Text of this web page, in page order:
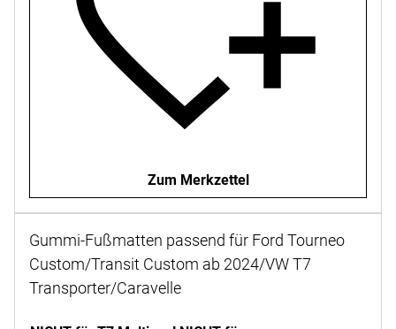
Zum Merkzettel
Gummi-Fußmatten passend für Ford Tourneo
Custom/Transit Custom ab 2024/VW T7
Transporter/Caravelle